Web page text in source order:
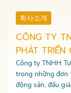
회사소개
CÔNG TY
PHÁT
Công ty TNHH
trong những đơn
động sản, đấu